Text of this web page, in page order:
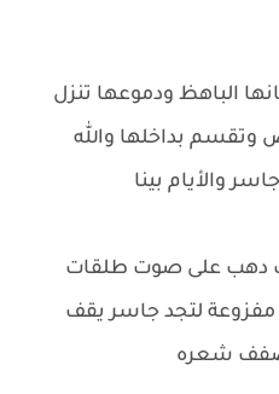
الباهظ ودموعها تنزل
بداخلها والله
والأيام بينا
دهب على صوت طلقات
لتجد جاسر يقف
يصفف شعره